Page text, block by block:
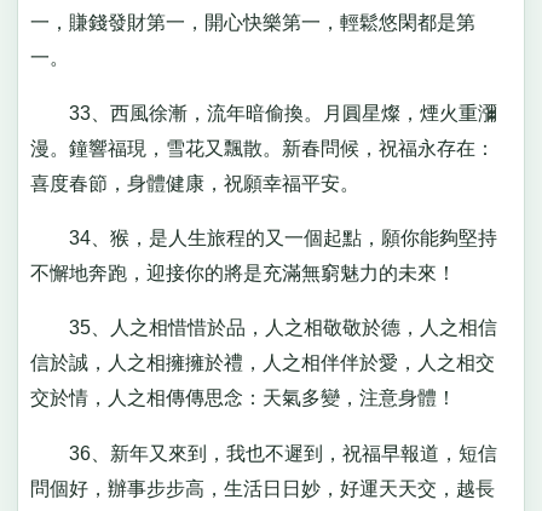
一，賺錢發財第一，開心快樂第一，輕鬆悠閑都是第
一。
33、西風徐漸，流年暗偷換。月圓星燦，煙火重瀰
漫。鐘響福現，雪花又飄散。新春問候，祝福永存在：
喜度春節，身體健康，祝願幸福平安。
34、猴，是人生旅程的又一個起點，願你能夠堅持
不懈地奔跑，迎接你的將是充滿無窮魅力的未來！
35、人之相惜惜於品，人之相敬敬於德，人之相信
信於誠，人之相擁擁於禮，人之相伴伴於愛，人之相交
交於情，人之相傳傳思念：天氣多變，注意身體！
36、新年又來到，我也不遲到，祝福早報道，短信
問個好，辦事步步高，生活日日妙，好運天天交，越長